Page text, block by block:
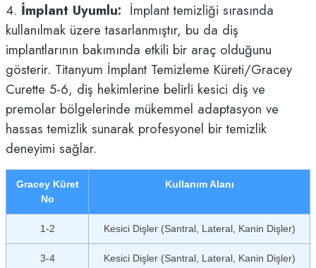
4. İmplant Uyumlu: İmplant temizliği sırasında
kullanılmak üzere tasarlanmıştır, bu da diş
implantlarının bakımında etkili bir araç olduğunu
gösterir. Titanyum İmplant Temizleme Küreti/Gracey
Curette 5-6, diş hekimlerine belirli kesici diş ve
premolar bölgelerinde mükemmel adaptasyon ve
hassas temizlik sunarak profesyonel bir temizlik
deneyimi sağlar.
Gracey Küret
No
Kullanım Alanı
1-2 Kesici Dişler (Santral, Lateral, Kanin Dişler)
3-4 Kesici Dişler (Santral, Lateral, Kanin Dişler)